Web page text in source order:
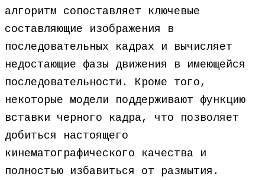
алгоритм сопоставляет ключевые
составляющие изображения в
последовательных кадрах и вычисляет
недостающие фазы движения в имеющейся
последовательности. Кроме того,
некоторые модели поддерживают функцию
вставки черного кадра, что позволяет
добиться настоящего
кинематографического качества и
полностью избавиться от размытия.